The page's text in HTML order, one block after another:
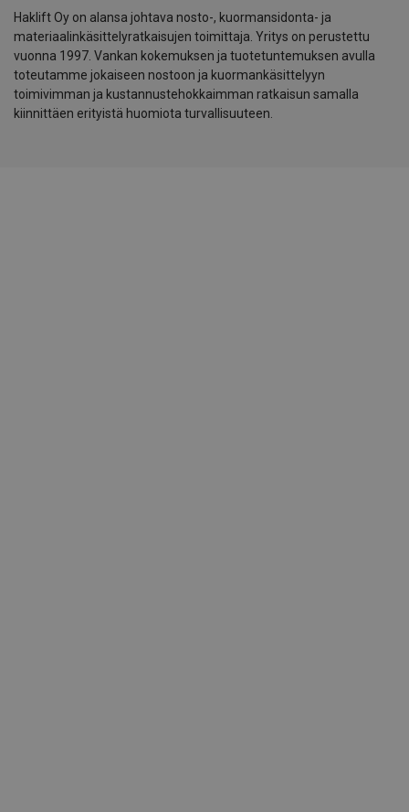
Haklift Oy on alansa johtava nosto-, kuormansidonta- ja
materiaalinkäsittelyratkaisujen toimittaja. Yritys on perustettu
vuonna 1997. Vankan kokemuksen ja tuotetuntemuksen avulla
toteutamme jokaiseen nostoon ja kuormankäsittelyyn
toimivimman ja kustannustehokkaimman ratkaisun samalla
kiinnittäen erityistä huomiota turvallisuuteen.